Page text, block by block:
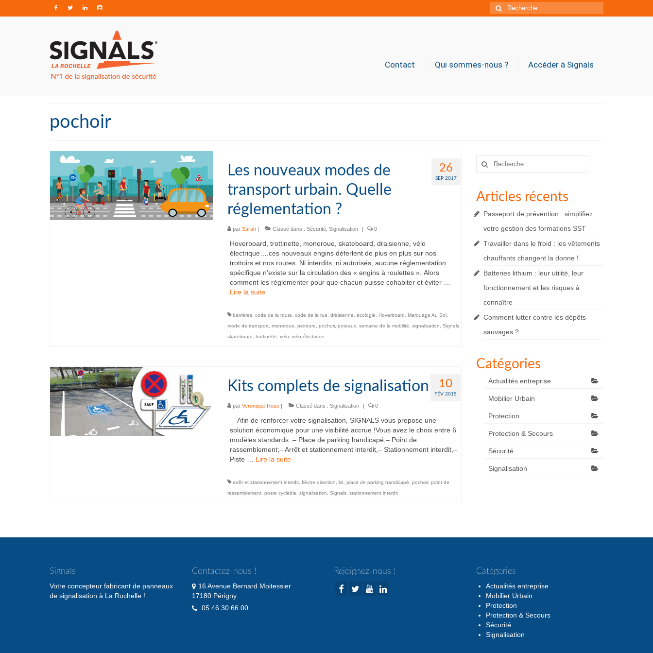
Rechercher
:
Contact Qui sommes-nous ? Accéder à Signals
pochoir
26
SEP 2017
Les nouveaux modes de
transport urbain. Quelle
réglementation ?
par Sarah| Classé dans : Sécurité, Signalisation | 0
Hoverboard, trottinette, monoroue, skateboard, draisienne, vélo
électrique….ces nouveaux engins déferlent de plus en plus sur nos
trottoirs et nos routes. Ni interdits, ni autorisés, aucune réglementation
spécifique n’existe sur la circulation des « engins à roulettes ». Alors
comment les réglementer pour que chacun puisse cohabiter et éviter …
Lire la suite­­
barrières, code de la route code de la rue draisienne écologie Hoverboard Marquage Au Sol,
mode de transport, monoroue peinture pochoir, poteaux, semaine de la mobilité signalisation Signals,
skateboard
trottinette vélo vélo électrique
10
FÉV 2015
Kits complets de signalisation
par Veronique Roue| Classé dans : Signalisation | 0
Afin de renforcer votre signalisation, SIGNALS vous propose une
solution économique pour une visibilité accrue !Vous avez le choix entre 6
modèles standards :– Place de parking handicapé,– Point de
rassemblement;– Arrêt et stationnement interdit,– Stationnement interdit,–
Piste … Lire la suite­­
arrêt et stationnement interdit, flèche direction kit, place de parking handicapé pochoir, point de
rassemblement, poste cyclable signalisation Signals, stationnement interdit
Rechercher
Articles récents
Passeport de prévention : simplifiez
votre gestion des formations SST
Travailler dans le froid : les vêtements
chauffants changent la donne !
Batteries lithium : leur utilité, leur
fonctionnement et les risques à
connaître
Comment lutter contre les dépôts
sauvages ?
Catégories
Actualités entreprise
Mobilier Urbain
Protection
Protection & Secours
Sécurité
Signalisation
Signals
Votre concepteur fabricant de panneaux
de signalisation à La Rochelle !
Contactez-nous !
16 Avenue Bernard Moitessier
17180 Périgny
05 46 30 66 00
Rejoignez-nous ! Catégories
Actualités entreprise
Mobilier Urbain
Protection
Protection & Secours
Sécurité
Signalisation